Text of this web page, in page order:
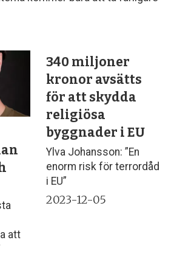
att
340 miljoner
kronor avsätts
för att skydda
religiösa
byggnader i EU
Ylva Johansson: ”En
enorm risk för terrordåd
i EU”
2023-12-05